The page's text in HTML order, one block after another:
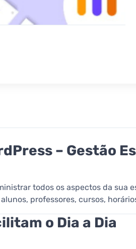
– Gestão
todos os aspectos da sua
professores, cursos,
o Dia a Dia